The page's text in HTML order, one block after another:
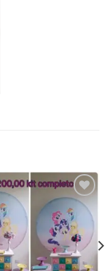
Add to
wishlist